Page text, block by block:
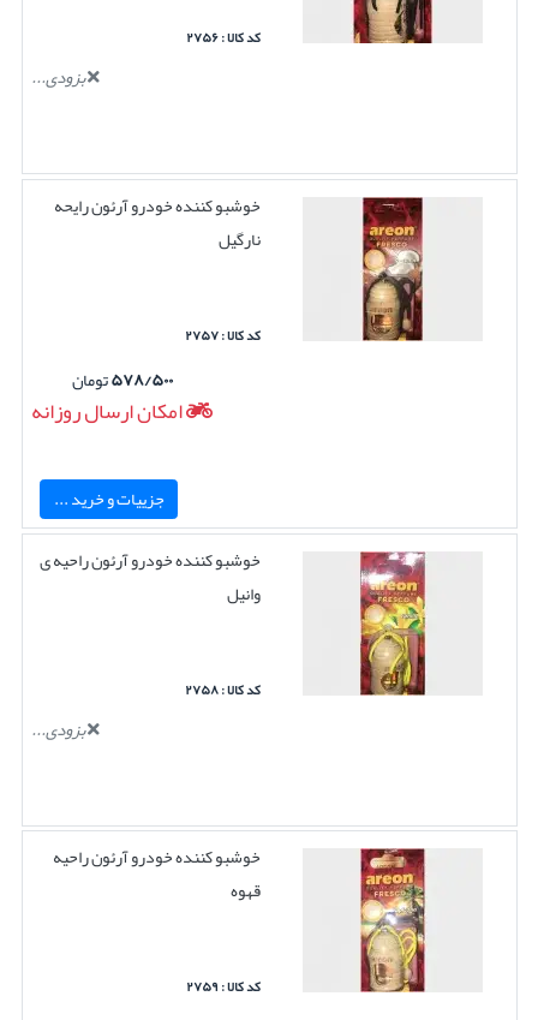
کد کالا : ۲۷۵۶
بزودی...
خوشبو کننده خودرو آرئون رایحه
نارگیل
کد کالا : ۲۷۵۷
۵۷۸/۵۰۰تومان
امکان ارسال روزانه
جزییات و خرید ...
خوشبو کننده خودرو آرئون راحیه ی
وانیل
کد کالا : ۲۷۵۸
بزودی...
خوشبو کننده خودرو آرئون راحیه
قهوه
کد کالا : ۲۷۵۹